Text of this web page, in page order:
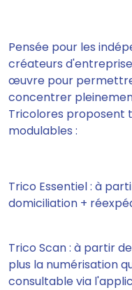
Pensée pour les
créateurs
œuvre pour
concentrer
Tricolores proposent
modulables :
Trico Essentiel : à
domiciliation +
Trico Scan : à partir
plus la numérisation
consultable via